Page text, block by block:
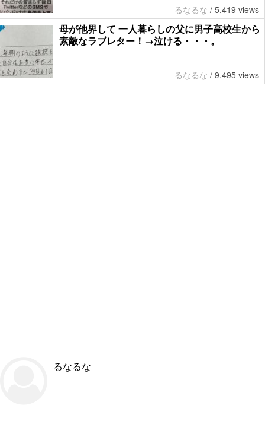
るなるな / 5,419 views
母が他界して 一人暮らしの父に男子高校生から
素敵なラブレター！→泣ける・・・。
るなるな / 9,495 views
るなるな